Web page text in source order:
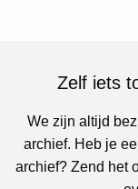
Zelf iets
We zijn altijd
archief. Heb je
archief? Zend het